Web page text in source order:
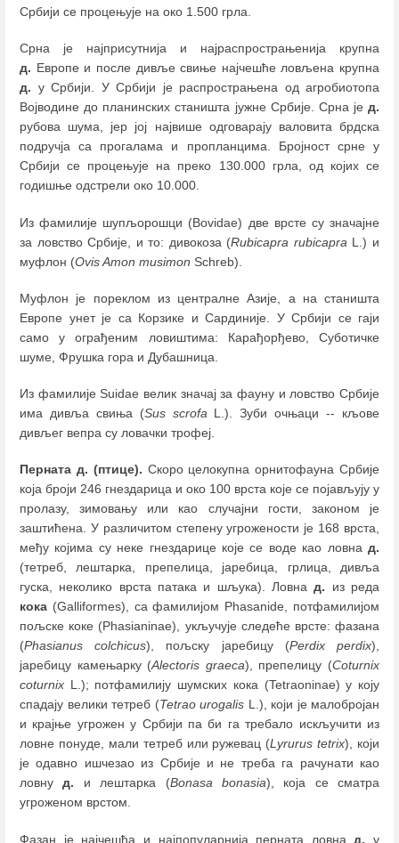
Србији се процењује на око 1.500 грла.
Срна је најприсутнија и најраспрострањенија крупна
д. Европе и после дивље свиње најчешће ловљена крупна
д. у Србији. У Србији је распрострањена од агробиотопа
Војводине до планинских станишта јужне Србије. Срна је д.
рубова шума, јер јој највише одговарају валовита брдска
подручја са прогалама и пропланцима. Бројност срне у
Србији се процењује на преко 130.000 грла, од којих се
годишње одстрели око 10.000.
Из фамилије шупљорошци (Bovidae) две врсте су значајне
за ловство Србије, и то: дивокоза (Rubicapra rubicapra L.) и
муфлон (Ovis Amon musimon Schreb).
Муфлон је пореклом из централне Азије, а на станишта
Европе унет је са Корзике и Сардиније. У Србији се гаји
само у ограђеним ловиштима: Карађорђево, Суботичке
шуме, Фрушка гора и Дубашница.
Из фамилије Suidae велик значај за фауну и ловство Србије
има дивља свиња (Sus scrofa L.). Зуби очњаци -- кљове
дивљег вепра су ловачки трофеј.
Перната д. (птице). Скоро целокупна орнитофауна Србије
која броји 246 гнездарица и око 100 врста које се појављују у
пролазу, зимовању или као случајни гости, законом је
заштићена. У различитом степену угрожености је 168 врста,
међу којима су неке гнездарице које се воде као ловна д.
(тетреб, лештарка, препелица, јаребица, грлица, дивља
гуска, неколико врста патака и шљука). Ловнад. из реда
кока (Galliformes), са фамилијом Phasanide, потфамилијом
пољске коке (Phasianinae), укључује следеће врсте: фазанa
(Phasianus colchicus), пољску јаребицу (Perdix perdix),
јаребицу камењарку (Alectoris graeca), препелицу (Coturnix
coturnix L.); потфамилију шумских кока (Tetraoninae) у коју
спадају велики тетреб (Tetrao urogalis L.), који је малобројан
и крајње угрожен у Србији па би га требало искључити из
ловне понуде, мали тетреб или ружевац (Lyrurus tetrix), који
је одавно ишчезао из Србије и не треба га рачунати као
ловнуд. и лештарка (Bonasa bonasia), која се сматра
угроженом врстом.
Фазан је најчешћа и најпопуларнија перната ловнад. у